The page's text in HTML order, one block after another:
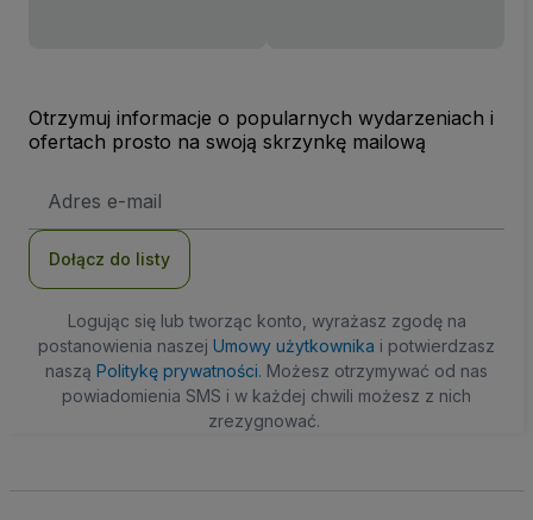
Otrzymuj informacje o popularnych wydarzeniach i
ofertach prosto na swoją skrzynkę mailową
e-
Dołącz do listy
Logując się lub tworząc konto, wyrażasz zgodę na
postanowienia naszej Umowy użytkownika i potwierdzasz
naszą Politykę prywatności. Możesz otrzymywać od nas
powiadomienia SMS i w każdej chwili możesz z nich
zrezygnować.